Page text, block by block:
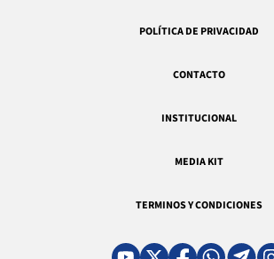
POLÍTICA DE PRIVACIDAD
CONTACTO
INSTITUCIONAL
MEDIA KIT
TERMINOS Y CONDICIONES